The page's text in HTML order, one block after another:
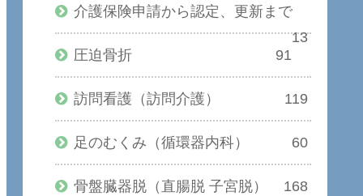
介護保険申請から認定、更新まで
13
圧迫骨折
91
訪問看護（訪問介護） 119
足のむくみ（循環器内科） 60
骨盤臓器脱（直腸脱 子宮脱） 168